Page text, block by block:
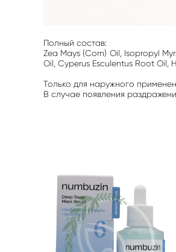
Полный состав:
Zea Mays (Corn) Oil, Isopropyl
Oil, Cyperus Esculentus Root Oil,
Только для наружного
В случае появления